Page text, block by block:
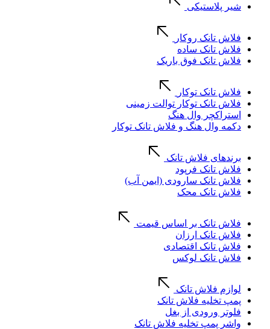
شیر پلاستیکی
فلاش تانک روکار
فلاش تانک ساده
فلاش تانک فوق باریک
فلاش تانک توکار
فلاش تانک توکار توالت زمینی
استراکچر وال هنگ
دکمه وال هنگ و فلاش تانک توکار
برندهای فلاش تانک
فلاش تانک فرپود
فلاش تانک سارودی (ایمن آب)
فلاش تانک محک
فلاش تانک بر اساس قیمت
فلاش تانک ارزان
فلاش تانک اقتصادی
فلاش تانک لوکس
لوازم فلاش تانک
پمپ تخلیه فلاش تانک
فلوتر ورودی از بغل
واشر پمپ تخلیه فلاش تانک